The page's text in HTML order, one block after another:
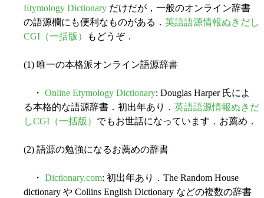
Etymology Dictionary だけだが，一般のオンライン辞書
の語源欄にも便利なものがある． 英語語源情報ぬきだし
CGI（一括版）
もどうぞ．
(1) 唯一の本格派オンライン語源辞書
・ Online Etymology Dictionary: Douglas Harper 氏によ
る本格的な語源辞書．初出年あり． 英語語源情報ぬきだ
しCGI（一括版） でもお世話になっています．お薦め．
(2) 語源の勉強になるお薦めの辞書
・ Dictionary.com: 初出年あり．The Random House
dictionary や Collins English Dictionary などの複数の辞書